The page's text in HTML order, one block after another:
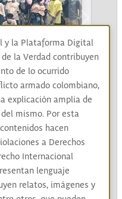
Next
adolescentes y
y la Plataforma Digital
la Verdad contribuyen
de lo ocurrido
armado colombiano,
explicación amplia de
mismo. Por esta
hacen
a Derechos
Internacional
lenguaje
relatos, imágenes y